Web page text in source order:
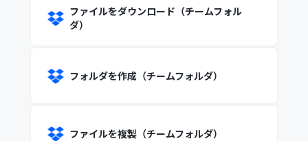
ファイルをダウンロード（チームフォル
ダ）
フォルダを作成（チームフォルダ）
ファイルを複製（チームフォルダ）